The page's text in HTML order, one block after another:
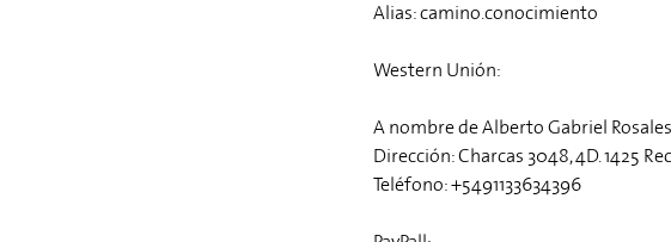
Alias: camino.conocimiento
Western Unión:
A nombre de Alberto Gabriel Rosales
Dirección: Charcas 3048, 4D. 1425
Teléfono: +5491133634396